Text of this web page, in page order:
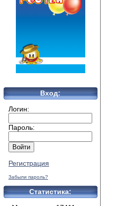
Вход:
Логин:
Пароль:
Регистрация
Забыли пароль?
Статистика: